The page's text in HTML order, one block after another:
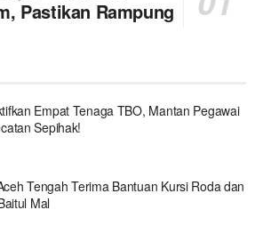
Pastikan Rampung
Empat Tenaga TBO, Mantan Pegawai
Sepihak!
Tengah Terima Bantuan Kursi Roda dan
Mal